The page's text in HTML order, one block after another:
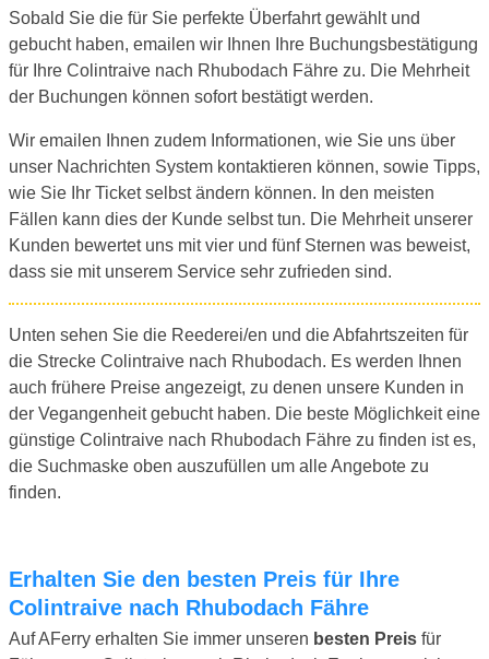
Sobald Sie die für Sie perfekte Überfahrt gewählt und
gebucht haben, emailen wir Ihnen Ihre Buchungsbestätigung
für Ihre Colintraive nach Rhubodach Fähre zu. Die Mehrheit
der Buchungen können sofort bestätigt werden.
Wir emailen Ihnen zudem Informationen, wie Sie uns über
unser Nachrichten System kontaktieren können, sowie Tipps,
wie Sie Ihr Ticket selbst ändern können. In den meisten
Fällen kann dies der Kunde selbst tun. Die Mehrheit unserer
Kunden bewertet uns mit vier und fünf Sternen was beweist,
dass sie mit unserem Service sehr zufrieden sind.
Unten sehen Sie die Reederei/en und die Abfahrtszeiten für
die Strecke Colintraive nach Rhubodach. Es werden Ihnen
auch frühere Preise angezeigt, zu denen unsere Kunden in
der Vegangenheit gebucht haben. Die beste Möglichkeit eine
günstige Colintraive nach Rhubodach Fähre zu finden ist es,
die Suchmaske oben auszufüllen um alle Angebote zu
finden.
Erhalten Sie den besten Preis für Ihre
Colintraive nach Rhubodach Fähre
Auf AFerry erhalten Sie immer unseren besten Preis für